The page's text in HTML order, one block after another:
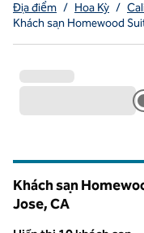
Địa điểm / Hoa Kỳ /
Khách sạn Homewood
Khách sạn
Jose,CA